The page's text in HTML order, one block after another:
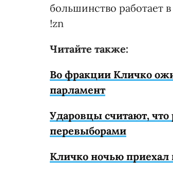
большинство работает
!zn
Читайте также:
Во фракции Кличко
парламент
Ударовцы считают,
перевыборами
Кличко ночью приехал